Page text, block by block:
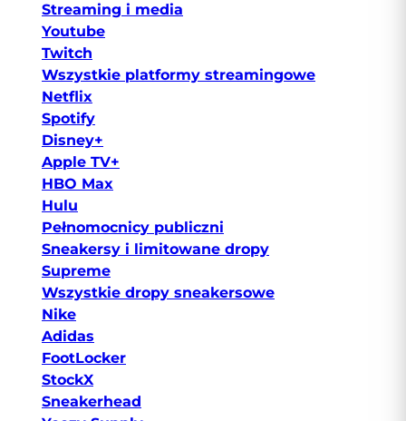
Streaming i media
Youtube
Twitch
Wszystkie platformy streamingowe
Netflix
Spotify
Disney+
Apple TV+
HBO Max
Hulu
Pełnomocnicy publiczni
Sneakersy i limitowane dropy
Supreme
Wszystkie dropy sneakersowe
Nike
Adidas
FootLocker
StockX
Sneakerhead